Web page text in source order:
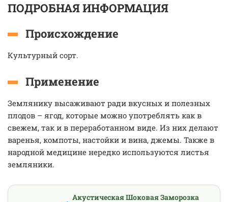
ПОДРОБНАЯ ИНФОРМАЦИЯ
Происхождение
Культурный сорт.
Применение
Землянику высаживают ради вкусных и полезных
плодов – ягод, которые можно употреблять как в
свежем, так и в переработанном виде. Из них делают
варенья, компоты, настойки и вина, джемы. Также в
народной медицине нередко используются листья
земляники.
Акустическая Шоковая Заморозка